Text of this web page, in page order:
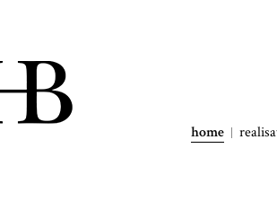
home